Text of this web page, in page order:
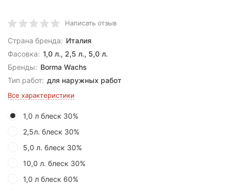
Написать отзыв
Страна бренда: Италия
Фасовка: 1,0 л., 2,5 л., 5,0 л.
Бренды: Borma Wachs
Тип работ: для наружных работ
Все характеристики
1,0 л блеск 30%
2,5л. блеск 30%
5,0 л. блеск 30%
10,0 л. блеск 30%
1,0 л блеск 60%